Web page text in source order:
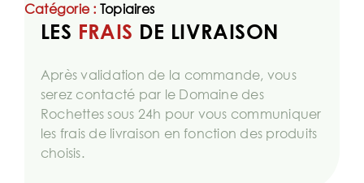
Catégorie : Topiaires
LES FRAIS DE LIVRAISON
Après validation de la commande, vous
serez contacté par le Domaine des
Rochettes sous 24h pour vous communiquer
les frais de livraison en fonction des produits
choisis.